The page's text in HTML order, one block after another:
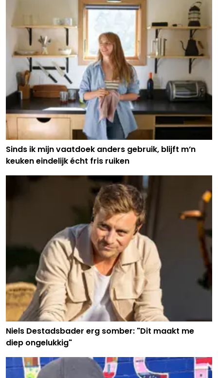
Sinds ik mijn vaatdoek anders gebruik, blijft m’n
keuken eindelijk écht fris ruiken
Niels Destadsbader erg somber: "Dit maakt me
diep ongelukkig"